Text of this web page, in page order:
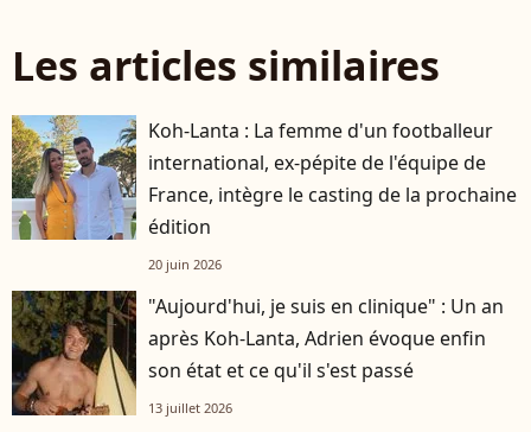
Les articles similaires
Koh-Lanta : La femme d'un footballeur
international, ex-pépite de l'équipe de
France, intègre le casting de la prochaine
édition
20 juin 2026
"Aujourd'hui, je suis en clinique" : Un an
après Koh-Lanta, Adrien évoque enfin
son état et ce qu'il s'est passé
13 juillet 2026